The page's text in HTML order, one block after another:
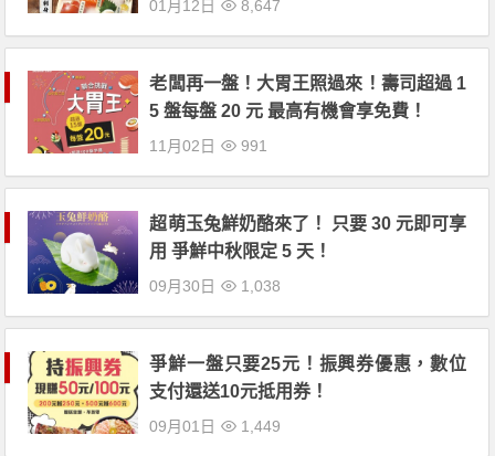
01月12日 8,647
老闆再一盤！大胃王照過來！壽司超過 1
5 盤每盤 20 元 最高有機會享免費！
11月02日 991
超萌玉兔鮮奶酪來了！ 只要 30 元即可享
用 爭鮮中秋限定 5 天！
09月30日 1,038
爭鮮一盤只要25元！振興券優惠，數位
支付還送10元抵用券！
09月01日 1,449